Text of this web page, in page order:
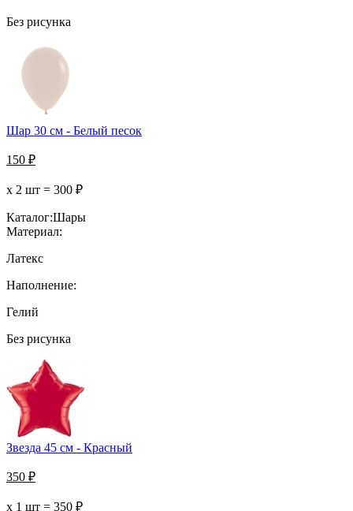
Без рисунка
Шар 30 см - Белый песок
150 ₽
х 2 шт = 300 ₽
Каталог:Шары
Материал:
Латекс
Наполнение:
Гелий
Без рисунка
Звезда 45 см - Красный
350 ₽
х 1 шт = 350 ₽